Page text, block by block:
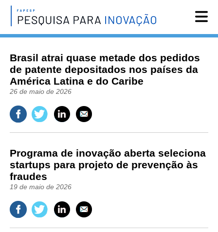
Notícias
Agenda
English
Brasil atrai quase metade dos pedidos
de patente depositados nos países da
América Latina e do Caribe
26 de maio de 2026
Programa de inovação aberta seleciona
startups para projeto de prevenção às
fraudes
19 de maio de 2026